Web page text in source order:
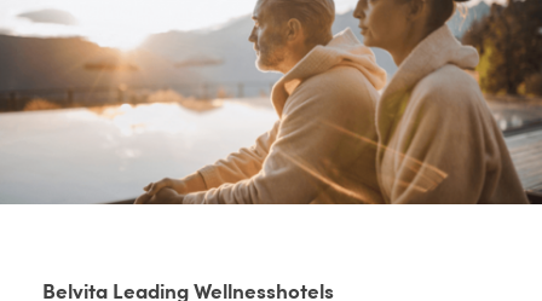
Belvita Leading Wellnesshotels